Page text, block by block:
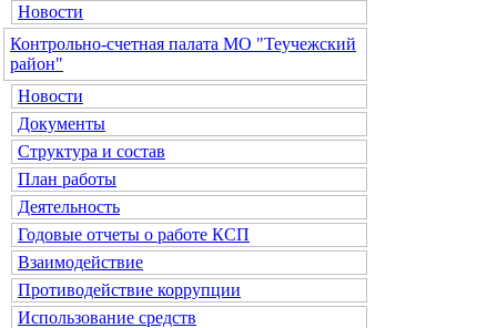
Новости
Контрольно-счетная палата МО "Теучежский
район"
Новости
Документы
Структура и состав
План работы
Деятельность
Годовые отчеты о работе КСП
Взаимодействие
Противодействие коррупции
Использование средств